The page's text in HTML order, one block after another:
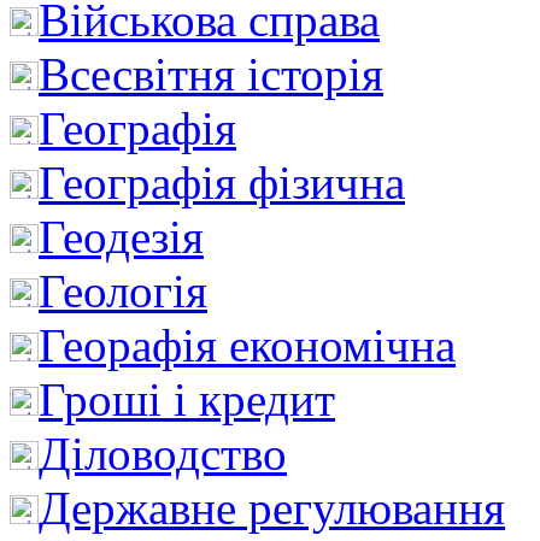
Військова справа
Всесвітня історія
Географія
Географія фізична
Геодезія
Геологія
Георафія економічна
Гроші і кредит
Діловодство
Державне регулювання